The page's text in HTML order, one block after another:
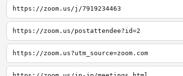
https://zoom.us/j/7919234463
https://zoom.us/postattendee?id=2
https://zoom.us?utm_source=zoom.com